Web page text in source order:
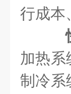
行成本
加热系
制冷系